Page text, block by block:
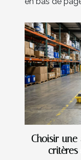
Choisir